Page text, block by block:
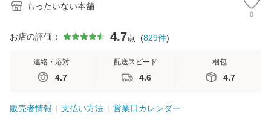
もったいない本舗
0
お店の評価： 4.7点 (829件)
連絡・応対
4.7
配送スピード
4.6
梱包
4.7
販売者情報 支払い方法 営業日カレンダー